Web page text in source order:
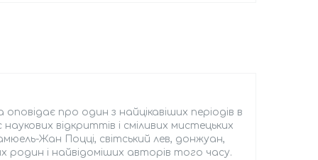
про один з найцікавіших періодів в
відкриттів і сміливих мистецьких
Жан Поцці, світський лев, донжуан,
родин і найвідоміших авторів того часу.